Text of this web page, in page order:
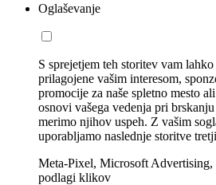
Oglaševanje
S sprejetjem teh storitev vam
prilagojene vašim interesom,
promocije za naše spletno mesto
osnovi vašega vedenja pri
merimo njihov uspeh. Z vašim
uporabljamo naslednje storitve
Meta-Pixel, Microsoft
podlagi klikov